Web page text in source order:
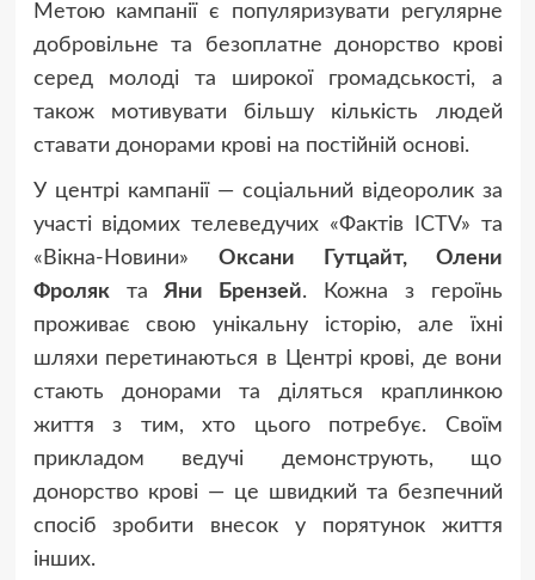
Метою кампанії є популяризувати регулярне
добровільне та безоплатне донорство крові
серед молоді та широкої громадськості, а
також мотивувати більшу кількість людей
ставати донорами крові на постійній основі.
У центрі кампанії — соціальний відеоролик за
участі відомих телеведучих «Фактів ICTV» та
«Вікна-Новини» Оксани Гутцайт, Олени
Фролякта Яни Брензей. Кожна з героїнь
проживає свою унікальну історію, але їхні
шляхи перетинаються в Центрі крові, де вони
стають донорами та діляться краплинкою
життя з тим, хто цього потребує. Своїм
прикладом ведучі демонструють, що
донорство крові — це швидкий та безпечний
спосіб зробити внесок у порятунок життя
інших.